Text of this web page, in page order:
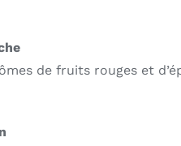
de fruits rouges et